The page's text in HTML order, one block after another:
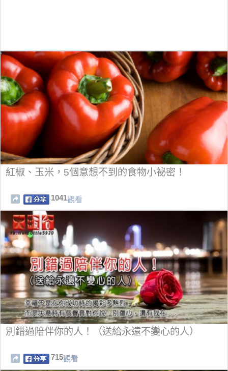
紅椒、玉米，5個意想不到的食物小祕密！
1041觀看
別錯過陪伴你的人！（送給永遠不變心的人）
715觀看